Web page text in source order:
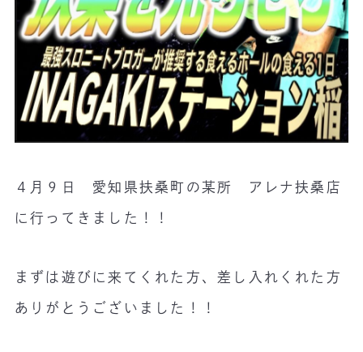
４月９日 愛知県扶桑町の某所 アレナ扶桑店
に行ってきました！！
まずは遊びに来てくれた方、差し入れくれた方
ありがとうございました！！